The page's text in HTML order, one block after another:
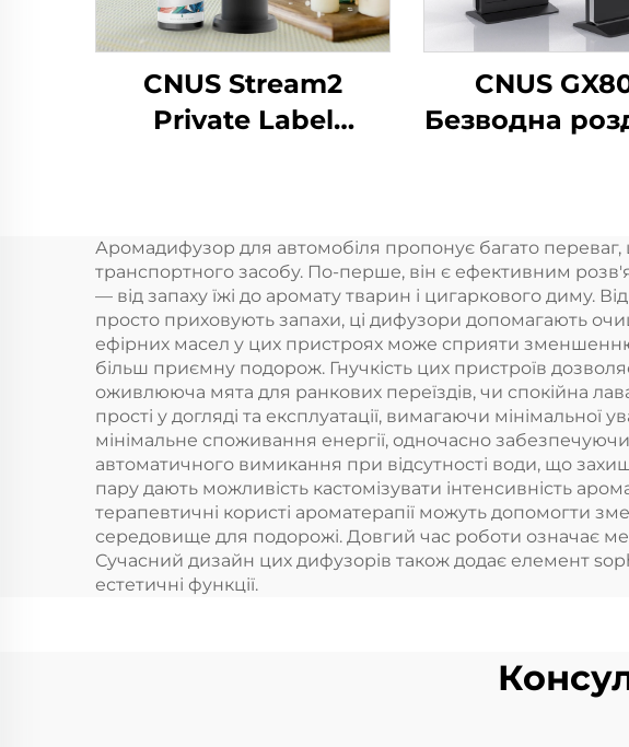
CNUS Stream2
Private Label
олії Холодний
туман Бездротовий
розумний WIFI
контроль
Ароматичний
дифузер
CNUS
Безводна
аромат
Ароматна
LCD
екран
Аромадифузор для автомобіля пропонує багато
транспортного засобу. По-перше, він є ефективним
— від запаху їжі до аромату тварин і цигаркового диму.
просто приховують запахи, ці дифузори допомагають
ефірних масел у цих пристроях може сприяти
більш приємну подорож. Гнучкість цих пристроїв
оживлююча мята для ранкових переїздів, чи спокійна
прості у догляді та експлуатації, вимагаючи
мінімальне споживання енергії, одночасно
автоматичного вимикання при відсутності води, що
пару дають можливість кастомізувати інтенсивність
терапевтичні користі ароматерапії можуть допомогти
середовище для подорожі. Довгий час роботи означає
Сучасний дизайн цих дифузорів також додає елемент
естетичні функції.